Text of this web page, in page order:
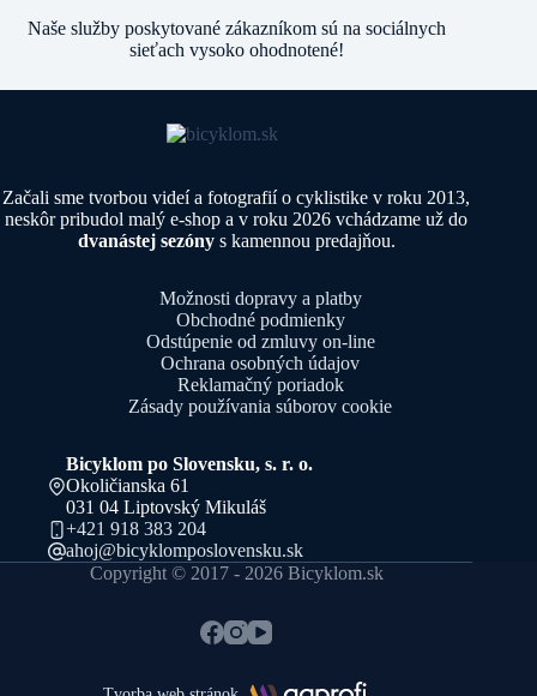
Naše služby poskytované zákazníkom sú na sociálnych
sieťach vysoko ohodnotené!
Začali sme tvorbou videí a fotografií o cyklistike v roku 2013,
neskôr pribudol malý e-shop a v roku 2026 vchádzame už do
dvanástej sezónys kamennou predajňou.
Možnosti dopravy a platby
Obchodné podmienky
Odstúpenie od zmluvy on-line
Ochrana osobných údajov
Reklamačný poriadok
Zásady používania súborov cookie
Bicyklom po Slovensku, s. r. o.
Okoličianska 61
031 04 Liptovský Mikuláš
+421 918 383 204
ahoj@bicyklomposlovensku.sk
Copyright © 2017 - 2026 Bicyklom.sk